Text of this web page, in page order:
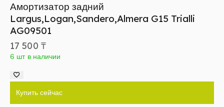
Амортизатор задний
Largus,Logan,Sandero,Almera G15 Trialli
AG09501
17 500 ₸
6 шт в наличии
Купить сейчас